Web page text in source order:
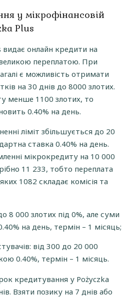
Pożyczka Plus
організації
заявки на
отримання позики
у мікрофінансовій
Plus
видає онлайн кредити на
переплатою. При
є можливість отримати
на 30 днів до 8000 злотих.
менше 1100 злотих, то
0.40% на день.
ліміт збільшується до 20
ставка 0.40% на день.
мікрокредиту на 10 000
11 233, тобто переплата
1082 складає комісія та
8 000 злотих під 0%, але суми
на день, термін – 1 місяць;
від 300 до 20 000
0.40%, термін – 1 місяць.
кредитування у Pożyczka
Взяти позику на 7 днів або